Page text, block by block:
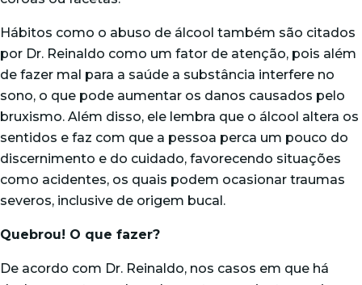
Hábitos como o abuso de álcool também são citados
por Dr. Reinaldo como um fator de atenção, pois além
de fazer mal para a saúde a substância interfere no
sono, o que pode aumentar os danos causados pelo
bruxismo. Além disso, ele lembra que o álcool altera os
sentidos e faz com que a pessoa perca um pouco do
discernimento e do cuidado, favorecendo situações
como acidentes, os quais podem ocasionar traumas
severos, inclusive de origem bucal.
Quebrou! O que fazer?
De acordo com Dr. Reinaldo, nos casos em que há